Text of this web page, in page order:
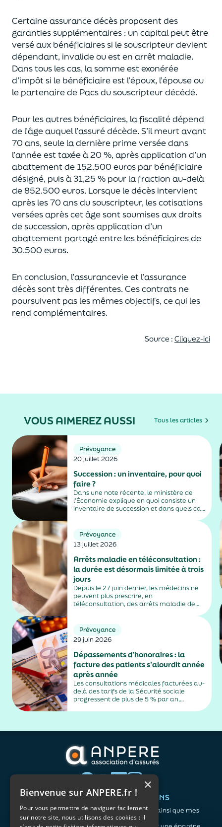
Certaine assurance décès proposentdes
garanties supplémentaires : un capitalpeut être
versé aux bénéficiaires si le souscripteur devient
dépendant, invalide ouest en arrêt maladie.
Dans tous les cas, la somme est exonérée
d’impôt si le bénéficiaire est l’époux, l’épouse ou
le partenaire de Pacsdu souscripteur décédé.
Pour les autres bénéficiaires, la fiscalité dépend
de l’âgeauquell’assuré décède. S’il meurt avant
70 ans, seule la dernière prime versée dans
l’année esttaxée à 20 %, après application d’un
abattement de 152.500 euros par bénéficiaire
désigné, puis à 31,25 % pour la fraction au-delà
de852.500 euros. Lorsque le décès intervient
après les 70 ans du souscripteur, les cotisations
versées après cet âge sont soumises aux droits
de succession, après application d’un
abattement partagé entre les bénéficiaires de
30.500 euros.
En conclusion, l’assurancevie et l’assurance
décès sont très différentes. Ces contrats ne
poursuivent pas les mêmes objectifs, ce qui les
rend complémentaires.
Source : Cliquez-ici
VOUS AIMEREZ AUSSI Tous les articles
Prévoyance
20 juillet 2026
Succession : un inventaire, pour quoi
faire ?
Dans une note récente, le ministère de
l’Économie explique en quoi consiste un
inventaire de succession et dans quels cas
Prévoyance
13 juillet 2026
Arrêts maladie en téléconsultation :
la durée est désormais limitée à trois
jours
Depuis le 27 juin dernier, les médecins ne
peuvent plus prescrire, en
téléconsultation, des arrêts maladie de
sociales et fiscales, s'inscrit dans un
durcissement plus...
Prévoyance
29 juin 2026
Dépassements d’honoraires : la
facture des patients s’alourdit année
après année
Les consultations médicales facturées au-
delà des tarifs de la Sécurité sociale
progressent de plus de 5 % par an,
alimentés par la montée en puissance des
QUI SOMMES-NOUS ?
L'association
Notre organisation
VOS BESOINS
Me protéger ainsi que mes
proches
×
Bienvenue sur ANPERE.fr !
Pour vous permettre de naviguer facilement
sur notre site, nous utilisons des cookies : il